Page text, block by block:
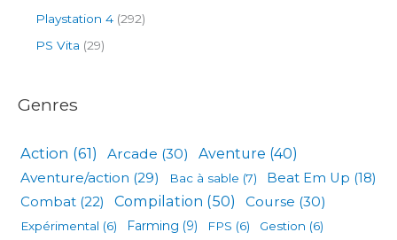
Playstation 4 (292)
PS Vita (29)
Genres
Action (61) Arcade (30) Aventure (40)
Aventure/action (29) Bac à sable (7) Beat Em Up (18)
Combat (22) Compilation (50) Course (30)
Expérimental (6) Farming (9) FPS (6) Gestion (6)